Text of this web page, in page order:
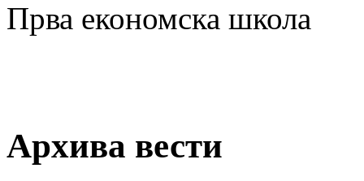
Прва економска школа
Архива вести